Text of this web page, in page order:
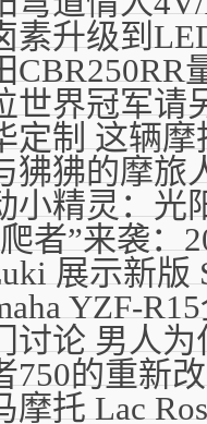
素升级到
CBR250RR
世界冠军请
定制 这辆
狒狒的摩旅
小精灵：光
者”来袭：
展示新版
YZF-
讨论 男人
750的重新
摩托 Lac